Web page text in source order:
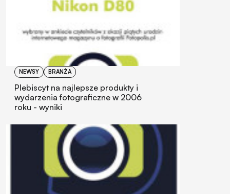
NEWSY BRANŻA
Plebiscyt na najlepsze produkty i
wydarzenia fotograficzne w 2006
roku - wyniki